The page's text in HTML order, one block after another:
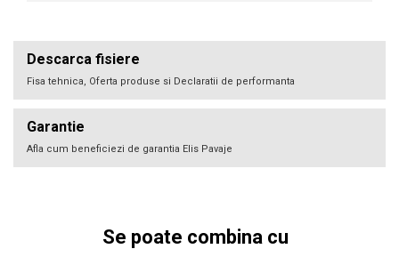
Descarca fisiere
Fisa tehnica, Oferta produse si Declaratii de performanta
Garantie
Afla cum beneficiezi de garantia Elis Pavaje
Se poate combina cu